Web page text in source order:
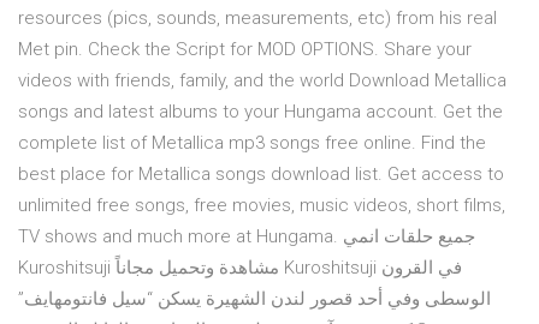
resources (pics, sounds, measurements, etc) from his real
Met pin. Check the Script for MOD OPTIONS. Share your
videos with friends, family, and the world Download Metallica
songs and latest albums to your Hungama account. Get the
complete list of Metallica mp3 songs free online. Find the
best place for Metallica songs download list. Get access to
unlimited free songs, free movies, music videos, short films,
TV shows and much more at Hungama. جميع حلقات انمي
Kuroshitsuji مشاهدة وتحميل مجاناً Kuroshitsuji في القرون
الوسطى وفي أحد قصور لندن الشهيرة يسكن “سيل فانتومهايف”